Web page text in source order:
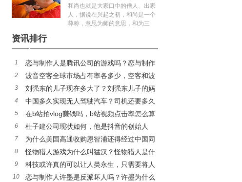
吗？
和尚也就是大家口中的僧人、出家
人，据说在兴起之初，和尚是一个
尊称，意思为师的意思，和为三
资讯排行
1
恋与制作人是腾讯公司的游戏吗？恋与制作
人加不了好友咋回事
2
波音空客全球市场占有率各多少，空客和波
音的乘坐感受哪个好？
3
刘强东的儿子现在多大了？刘强东儿子的妈
妈是龚晓京吗
4
中国多久实现无人驾驶汽车？司机还要多久
被无人驾驶取代
5
在b站拍vlog赚钱吗，b站视频点击率怎么算
钱？
6
杜子建公司现状如何，他是抖音的创始人
吗？
7
为什么美国高通收购恩智浦还得经过中国同
意才行？通俗一点说给你听
8
怪物猎人游戏为什么叫猛汉？怪物猎人是什
么类型的游戏
9
科技或许真的可以让人类永生，只需要将人
类的思考方式和记忆转移即可！
10
恋与制作人许墨是反派坏人吗？许墨为什么